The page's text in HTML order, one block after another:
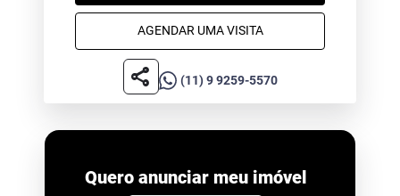
AGENDAR UMA VISITA
share (11) 9 9259-5570
Quero anunciar meu imóvel